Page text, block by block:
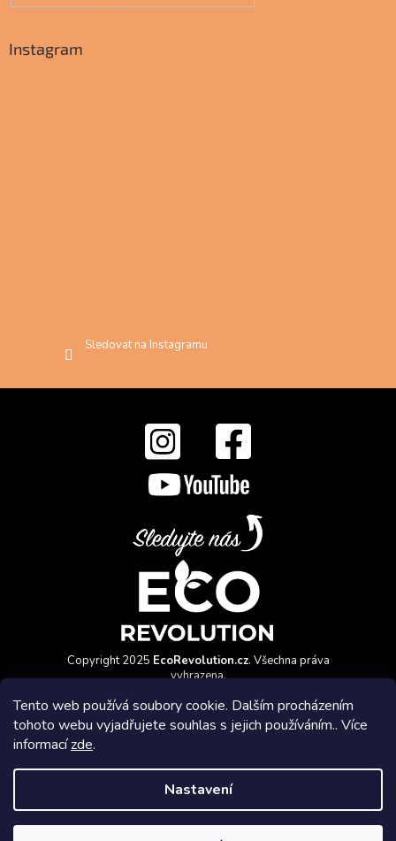
Tento web používá soubory cookie. Dalším procházením
tohoto webu vyjadřujete souhlas s jejich používáním.. Více
informacízde.
Nastavení
Instagram
Sledovat na Instagramu
Copyright 2025 EcoRevolution.cz. Všechna práva
vyhrazena.
Affiliate program